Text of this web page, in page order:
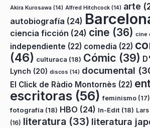
Akira Kurosawa (14) Alfred Hitchcock (14) arte
autobiografía (24)
ciencia ficción (24) cine (36) cine
independiente (22) comedia (22)
(46) culturaca (18) Cómic (39)
Lynch (20) discos (14) documental
El Click de Ràdio Montornès (22)
escritoras (56) feminismo (17)
fotografía (18) HBO (24) In-Edit (18)
(16) literatura (33) literatura